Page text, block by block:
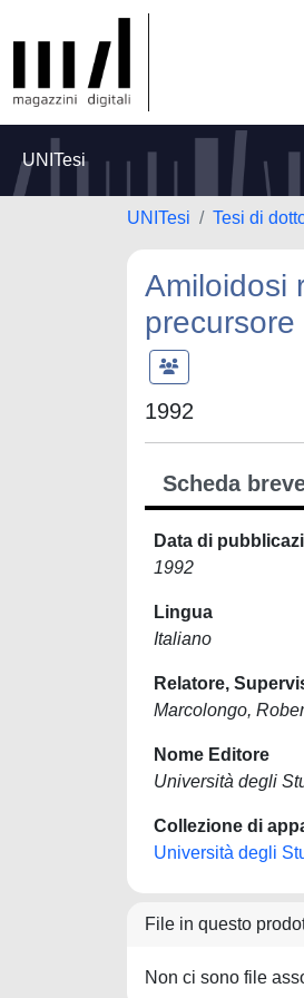
UNITesi
UNITesi Tesi di
Amiloidosi
1992
Scheda
Data di
1992
Lingua
Italiano
Relatore,
Marcolongo,
Nome Editore
Università degli
Collezione di
Università degli
File in questo
Non ci sono file